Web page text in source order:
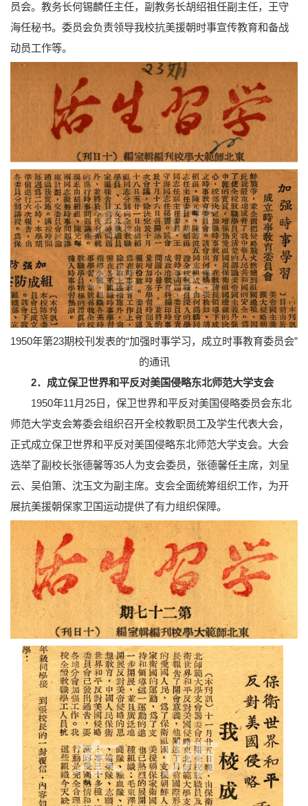
员会。教务长何锡麟任主任，副教务长胡绍祖任副主任，王守
海任秘书。委员会负责领导我校抗美援朝时事宣传教育和备战
动员工作等。
1950年第23期校刊发表的“加强时事学习，成立时事教育委员会”
的通讯
2．成立保卫世界和平反对美国侵略东北师范大学支会
1950年11月25日，保卫世界和平反对美国侵略委员会东北
师范大学支会筹委会组织召开全校教职员工及学生代表大会，
正式成立保卫世界和平反对美国侵略东北师范大学支会。大会
选举了副校长张德馨等35人为支会委员，张德馨任主席，刘呈
云、吴伯箫、沈玉文为副主席。支会全面统筹组织工作，为开
展抗美援朝保家卫国运动提供了有力组织保障。